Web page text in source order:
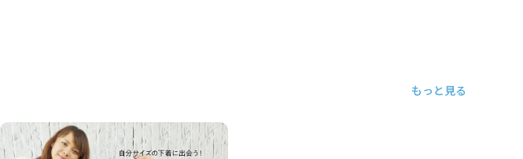
もっと見る